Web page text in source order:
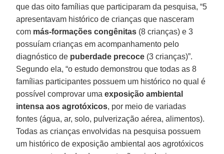
que das oito famílias que participaram da pesquisa, “5
apresentavam histórico de crianças que nasceram
com más-formações congênitas (8 crianças) e 3
possuíam crianças em acompanhamento pelo
diagnóstico de puberdade precoce (3 crianças)”.
Segundo ela, “o estudo demonstrou que todas as 8
famílias participantes possuem um histórico no qual é
possível comprovar umaexposição ambiental
intensa aos agrotóxicos, por meio de variadas
fontes (água, ar, solo, pulverização aérea, alimentos).
Todas as crianças envolvidas na pesquisa possuem
um histórico de exposição ambiental aos agrotóxicos